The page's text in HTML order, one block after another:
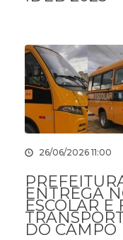
26/06/2026 11:00
ENTREGA
ESCOLAR E
DO CAMPO